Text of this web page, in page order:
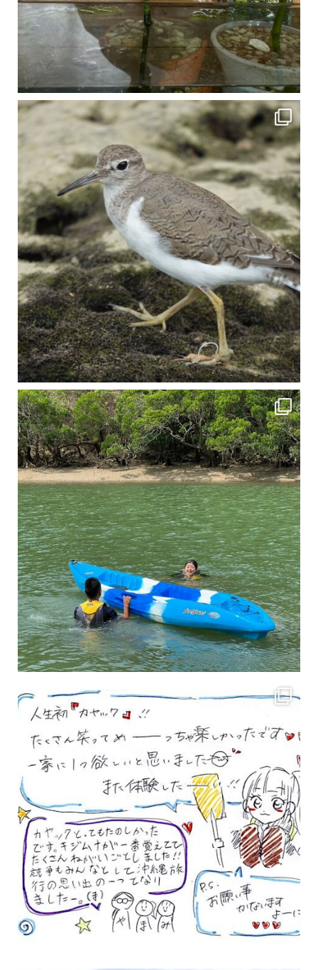
比謝川でよく見られる生き物 「イソシギ」の足に釣り針が(>_<) 比謝川は釣りが可
4月に入り、新人教育の為カヤックから落ちた際の救助の実技練習の風景です。 一人前の